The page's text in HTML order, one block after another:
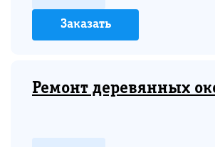
Заказать
Ремонт деревянных